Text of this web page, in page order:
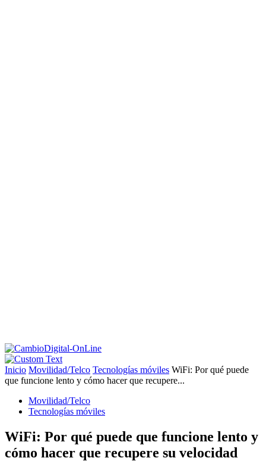
Inicio Movilidad/Telco Tecnologías móviles WiFi: Por qué puede
que funcione lento y cómo hacer que recupere...
Movilidad/Telco
Tecnologías móviles
WiFi: Por qué puede que funcione lento y
cómo hacer que recupere su velocidad